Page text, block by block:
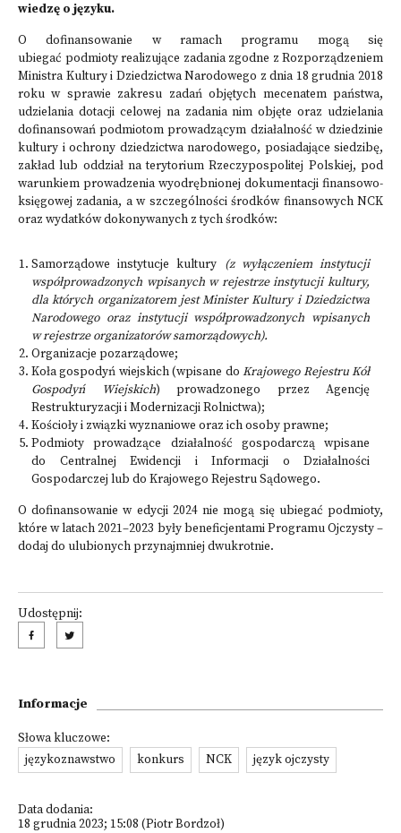
wiedzę o języku.
O dofinansowanie w ramach programu mogą się
ubiegać podmioty realizujące zadania zgodne z Rozporządzeniem
Ministra Kultury i Dziedzictwa Narodowego z dnia 18 grudnia 2018
roku w sprawie zakresu zadań objętych mecenatem państwa,
udzielania dotacji celowej na zadania nim objęte oraz udzielania
dofinansowań podmiotom prowadzącym działalność w dziedzinie
kultury i ochrony dziedzictwa narodowego, posiadające siedzibę,
zakład lub oddział na terytorium Rzeczypospolitej Polskiej, pod
warunkiem prowadzenia wyodrębnionej dokumentacji finansowo-
księgowej zadania, a w szczególności środków finansowych NCK
oraz wydatków dokonywanych z tych środków:
Samorządowe instytucje kultury (z wyłączeniem instytucji
współprowadzonych wpisanych w rejestrze instytucji kultury,
dla których organizatorem jest Minister Kultury i Dziedzictwa
Narodowego oraz instytucji współprowadzonych wpisanych
w rejestrze organizatorów samorządowych).
Organizacje pozarządowe;
Koła gospodyń wiejskich (wpisane doKrajowego Rejestru Kół
Gospodyń Wiejskich) prowadzonego przez Agencję
Restrukturyzacji i Modernizacji Rolnictwa);
Kościoły i związki wyznaniowe oraz ich osoby prawne;
Podmioty prowadzące działalność gospodarczą wpisane
do Centralnej Ewidencji i Informacji o Działalności
Gospodarczej lub do Krajowego Rejestru Sądowego.
O dofinansowanie w edycji 2024 nie mogą się ubiegać podmioty,
które w latach 2021–2023 były beneficjentami Programu Ojczysty –
dodaj do ulubionych przynajmniej dwukrotnie.
Udostępnij:
Informacje
Słowa kluczowe:
językoznawstwo
konkurs NCK język ojczysty
Data dodania:
18 grudnia 2023; 15:08 (Piotr Bordzoł)